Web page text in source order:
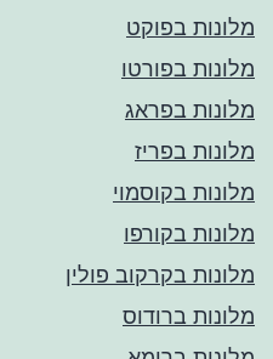
מלונות בפוקט
מלונות בפורטו
מלונות בפראג
מלונות בפריז
מלונות בקוסמוי
מלונות בקורפו
מלונות בקרקוב פולין
מלונות ברודוס